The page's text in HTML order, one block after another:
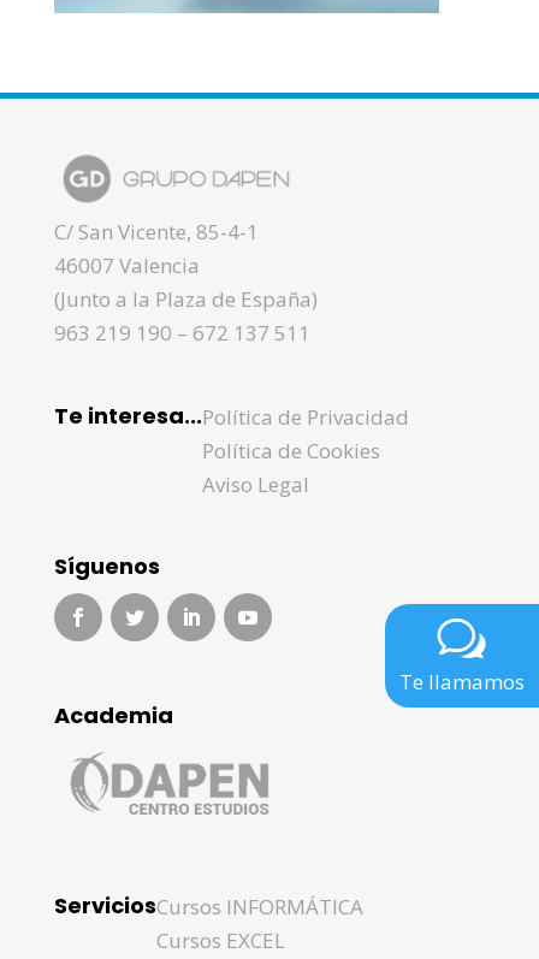
C/ San Vicente, 85-4-1
46007 Valencia
(Junto a la Plaza de España)
963 219 190 – 672 137 511
Te interesa...Política de Privacidad
Política de Cookies
Aviso Legal
Síguenos
Academia
ServiciosCursos INFORMÁTICA
Cursos EXCEL
Te llamamos